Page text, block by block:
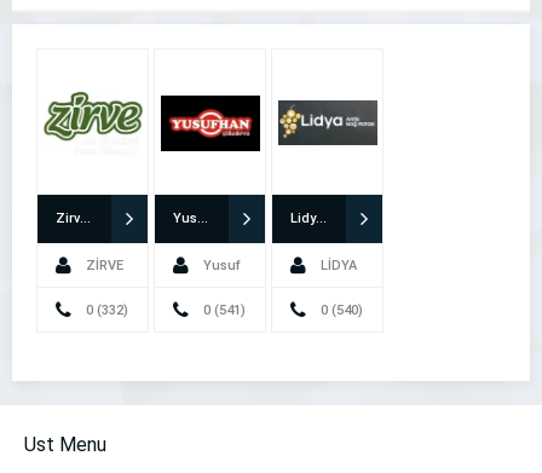
Zirve Susam Tahin Ltd. Şti.
ZİRVE
TAHİN0 (332)
Yusufhan Çiğköfte
Yusuf
Aybak0 (541)
Lidya Antik Bağ Rotası
LİDYA
ANTİK0 (540)
Ust Menu